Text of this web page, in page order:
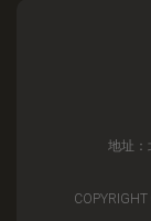
地址：